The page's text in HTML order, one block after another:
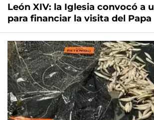
León XIV: la Iglesia convocó a
para financiar la visita del Papa